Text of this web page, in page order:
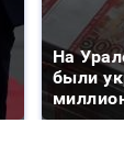
На
были